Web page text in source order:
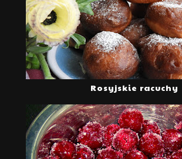
Rosyjskie racuchy